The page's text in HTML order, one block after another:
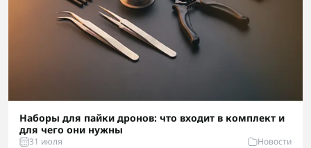
Наборы для пайки дронов: что входит в комплект и
для чего они нужны
31 июля Новости